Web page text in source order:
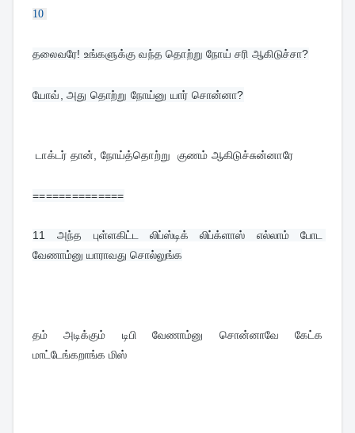
10
தலைவரே! உங்களுக்கு வந்த தொற்று நோய் சரி ஆகிடுச்சா?
யோவ், அது தொற்று நோய்னு யார் சொன்னா?
டாக்டர் தான், நோய்த்தொற்று  குணம் ஆகிடுச்சுன்னாரே
==============
11 அந்த புள்ளகிட்ட லிப்ஸ்டிக் லிப்க்ளாஸ் எல்லாம் போட
வேணாம்னு யாராவது சொல்லுங்க
தம் அடிக்கும் டிபி வேணாம்னு சொன்னாவே கேட்க
மாட்டேங்கறாங்க மிஸ்